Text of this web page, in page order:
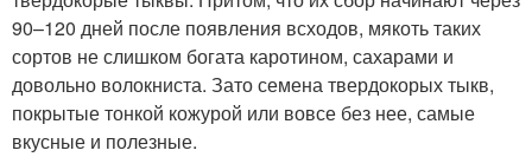
90–120 дней после появления всходов, мякоть таких
сортов не слишком богата каротином, сахарами и
довольно волокниста. Зато семена твердокорых тыкв,
покрытые тонкой кожурой или вовсе без нее, самые
вкусные и полезные.